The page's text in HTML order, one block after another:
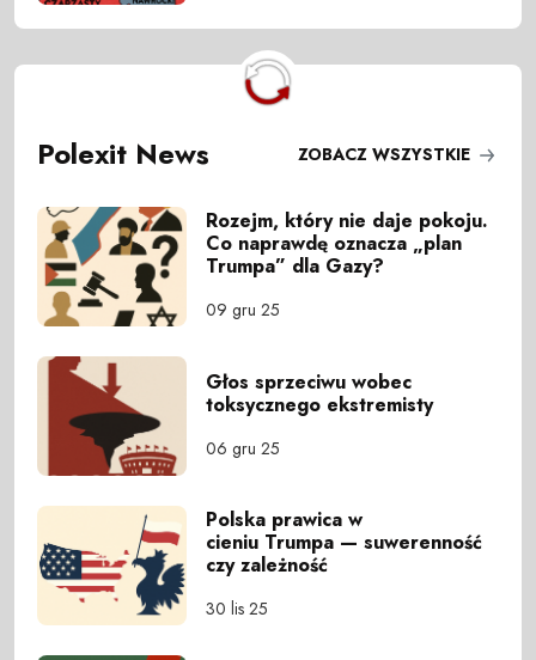
Polexit News ZOBACZ WSZYSTKIE
Rozejm, który nie daje pokoju.
Co naprawdę oznacza „plan
Trumpa” dla Gazy?
09 gru 25
Głos sprzeciwu wobec
toksycznego ekstremisty
06 gru 25
Polska prawica w
cieniu Trumpa — suwerenność
czy zależność
30 lis 25